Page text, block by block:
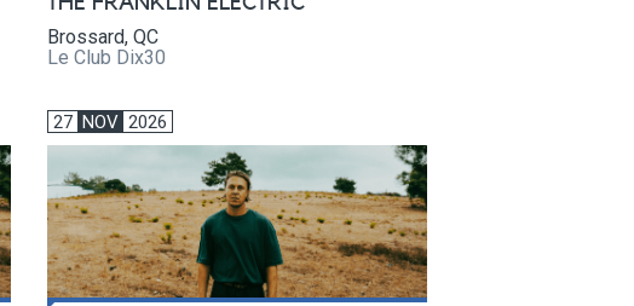
Brossard, QC
Le Club Dix30
27 NOV 2026